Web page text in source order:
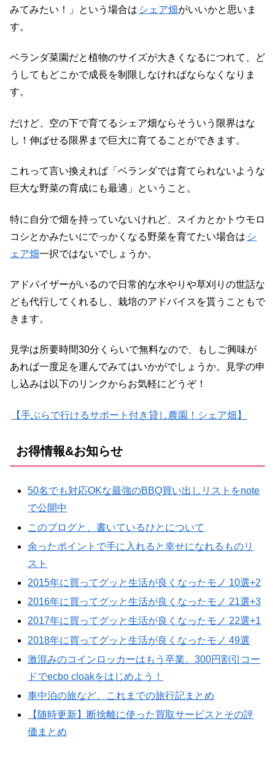
みてみたい！」という場合は シェア畑がいいかと思いま
す。
ベランダ菜園だと植物のサイズが大きくなるにつれて、ど
うしてもどこかで成長を制限しなければならなくなりま
す。
だけど、空の下で育てるシェア畑ならそういう限界はな
し！伸ばせる限界まで巨大に育てることができます。
これって言い換えれば「ベランダでは育てられないような
巨大な野菜の育成にも最適」ということ。
特に自分で畑を持っていないけれど、スイカとかトウモロ
コシとかみたいにでっかくなる野菜を育てたい場合は シ
ェア畑一択ではないでしょうか。
アドバイザーがいるので日常的な水やりや草刈りの世話な
ども代行してくれるし、栽培のアドバイスを貰うこともで
きます。
見学は所要時間30分くらいで無料なので、もしご興味が
あれば一度足を運んでみてはいかがでしょうか。見学の申
し込みは以下のリンクからお気軽にどうぞ！
【手ぶらで行けるサポート付き貸し農園！シェア畑】
お得情報&お知らせ
50名でも対応OKな最強のBBQ買い出しリストをnote
で公開中
このブログと、書いているひとについて
余ったポイントで手に入れると幸せになれるものリ
スト
2015年に買ってグッと生活が良くなったモノ 10選+2
2016年に買ってグッと生活が良くなったモノ 21選+3
2017年に買ってグッと生活が良くなったモノ 22選+1
2018年に買ってグッと生活が良くなったモノ 49選
激混みのコインロッカーはもう卒業。300円割引コー
ドでecbo cloakをはじめよう！
車中泊の旅など、これまでの旅行記まとめ
【随時更新】断捨離に使った買取サービスとその評
価まとめ